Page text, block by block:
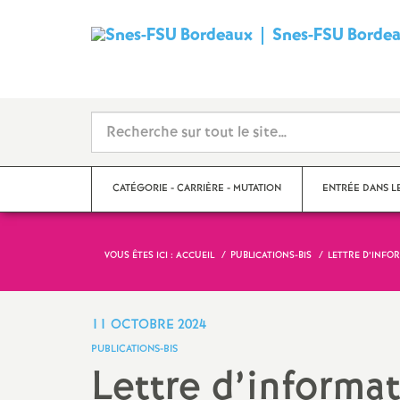
Snes-FSU
CATÉGORIE - CARRIÈRE - MUTATION
Mutations
ENTRÉE DANS
VOUS ÊTES ICI : ACCUEIL PUBLICATIONS-BIS LETTRE
11 OCTOBRE 2024
PUBLICATIONS-BIS
Lettre